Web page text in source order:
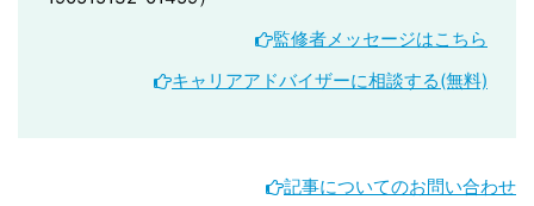
監修者メッセージはこちら
キャリアアドバイザーに相談する(無料)
記事についてのお問い合わせ